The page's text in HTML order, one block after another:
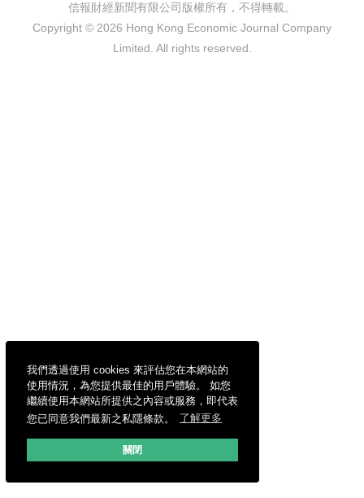
我們透過使用 cookies 來評估您在本網站的
使用情況，為您提供最佳的用戶體驗。 如您
繼續使用本網站所提供之內容或服務，即代表
您已同意我們最新之私隱條款。
了解更多
關閉
信報財經新聞有限公司版權所有，不得轉載。
Copyright © 2026 Hong Kong Economic Journal Company
Limited. All rights reserved.